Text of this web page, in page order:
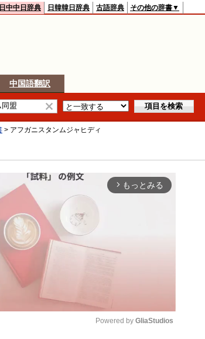
日中中日辞典 日韓韓日辞典 古語辞典 その他の辞書▼
中国語翻訳
> アフガニスタンムジャヒディ
arrow_forward_ios もっとみる
Powered by GliaStudios